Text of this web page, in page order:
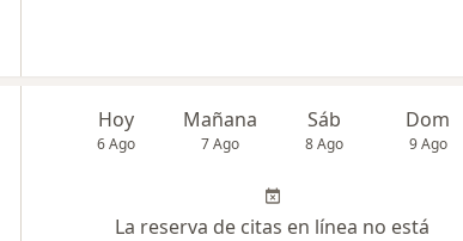
Hoy
6 Ago
Mañana
7 Ago
Sáb
8 Ago
Dom
9 Ago
La reserva de citas en línea no está